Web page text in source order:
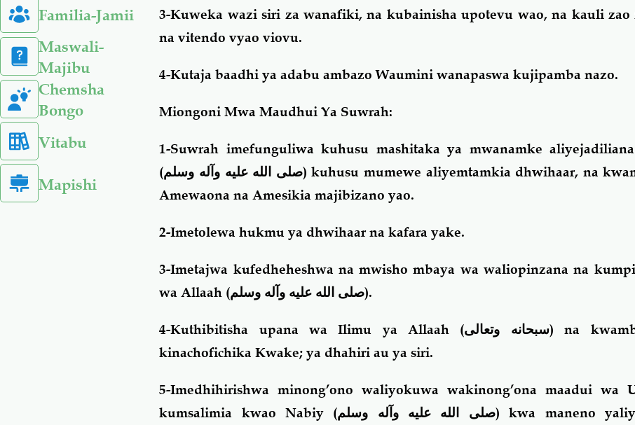
Familia-Jamii
Maswali-
Majibu
Chemsha
Bongo
Vitabu
Mapishi
3-Kuweka wazi siri za wanafiki, na kubainisha upotevu wao, na kauli zao
na vitendo vyao viovu.
4-Kutaja baadhi ya adabu ambazo Waumini wanapaswa kujipamba nazo.
Miongoni Mwa Maudhui Ya Suwrah:
1-Suwrah imefunguliwa kuhusu mashitaka ya mwanamke
(صلى الله عليه وآله وسلم) kuhusu mumewe aliyemtamkia dhwihaar, na
Amewaona na Amesikia majibizano yao.
2-Imetolewa hukmu ya dhwihaar na kafara yake.
3-Imetajwa kufedheheshwa na mwisho mbaya wa waliopinzana na
wa Allaah (صلى الله عليه وآله وسلم).
4-Kuthibitisha upana wa Ilimu ya Allaah (سبحانه وتعالى) na
kinachofichika Kwake; ya dhahiri au ya siri.
5-Imedhihirishwa minong’ono waliyokuwa wakinong’ona maadui wa
kumsalimia kwao Nabiy (صلى الله عليه وآله وسلم) kwa maneno